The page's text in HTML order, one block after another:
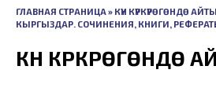
ГЛАВНАЯ СТРАНИЦА» КҮН КҮРКҮРӨГӨНДӨ
КЫРГЫЗДАР. СОЧИНЕНИЯ, КНИГИ,
КҮН КҮРКҮРӨГӨНДӨ